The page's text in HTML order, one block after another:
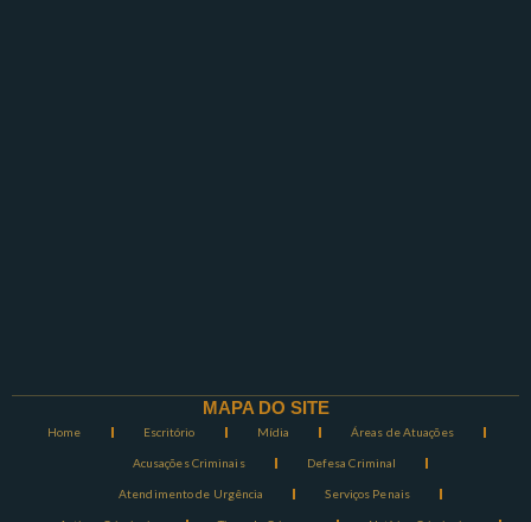
MAPA DO SITE
Home Escritório Mídia Áreas de Atuações
Acusações Criminais Defesa Criminal
Atendimento de Urgência Serviços Penais